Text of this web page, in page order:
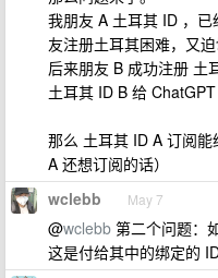
我朋友 A 土耳其 ID ，
友注册土耳其困难，又迫
后来朋友 B 成功注册 土
土耳其 ID B 给
那么 土耳其 ID A 订阅
A 还想订阅的话）
wclebb May 7
@wclebb 第二个问题：
这是付给其中的绑定的 ID